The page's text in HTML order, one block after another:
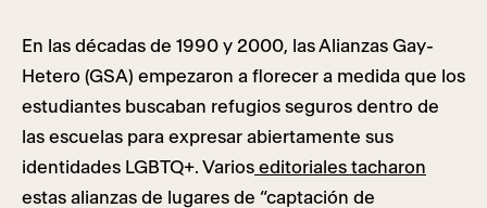
En las décadas de 1990 y 2000, las Alianzas Gay-
Hetero (GSA) empezaron a florecer a medida que los
estudiantes buscaban refugios seguros dentro de
las escuelas para expresar abiertamente sus
identidades LGBTQ+. Varios editoriales tacharon
estas alianzas de lugares de “captación de